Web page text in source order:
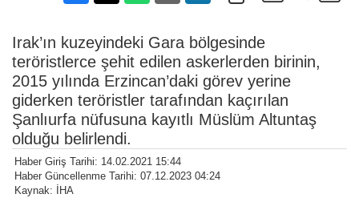
Irak’ın kuzeyindeki Gara bölgesinde
teröristlerce şehit edilen askerlerden birinin,
2015 yılında Erzincan’daki görev yerine
giderken teröristler tarafından kaçırılan
Şanlıurfa nüfusuna kayıtlı Müslüm Altuntaş
olduğu belirlendi.
Haber Giriş Tarihi: 14.02.2021 15:44
Haber Güncellenme Tarihi: 07.12.2023 04:24
Kaynak: İHA